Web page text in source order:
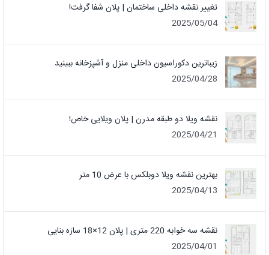
تغییر نقشه داخلی ساختمان | پلان شفا گرفت!
2025/05/04
زیباترین دکوراسیون داخلی منزل و آشپزخانه ببینید
2025/04/28
نقشه ویلا دو طبقه مدرن | پلان ویلایی خاص!
2025/04/21
بهترین نقشه ویلا دوبلکس با عرض 10 متر
2025/04/13
نقشه سه خوابه 220 متری | پلان 12×18 سازه بنایی
2025/04/01